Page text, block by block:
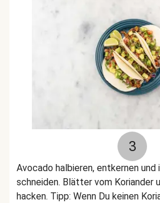
3
Avocado halbieren, entkernen und
schneiden. Blätter vom Koriander
hacken. Tipp: Wenn Du keinen